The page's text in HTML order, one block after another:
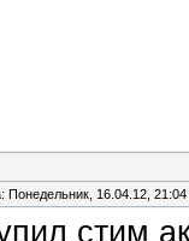
Понедельник, 16.04.12,
стим